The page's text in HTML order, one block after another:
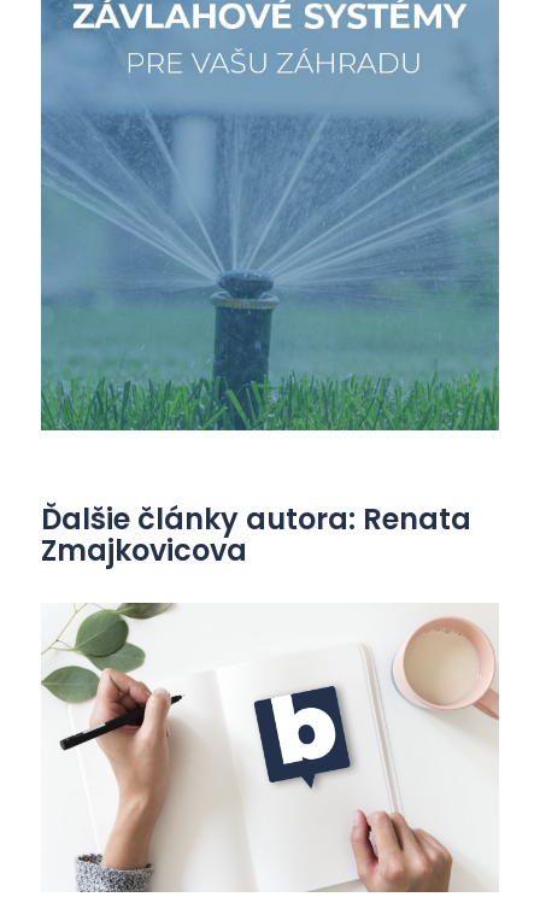
Ďalšie články autora: Renata
Zmajkovicova